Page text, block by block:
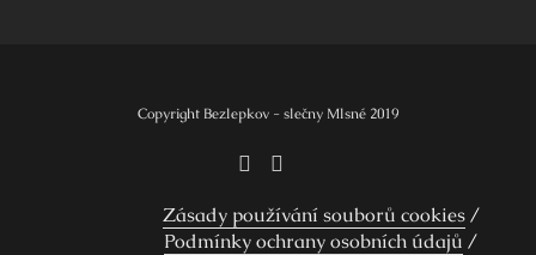
Copyright Bezlepkov - slečny Mlsné 2019
Zásady používání souborů cookies
Podmínky ochrany osobních údajů